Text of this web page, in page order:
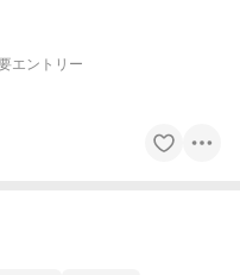
エントリー